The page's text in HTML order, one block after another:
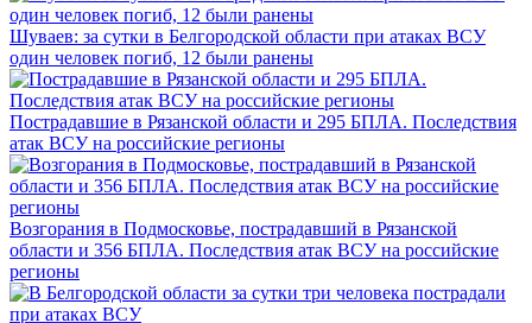
Шуваев: за сутки в Белгородской области при атаках ВСУ
один человек погиб, 12 были ранены
Пострадавшие в Рязанской области и 295 БПЛА. Последствия
атак ВСУ на российские регионы
Возгорания в Подмосковье, пострадавший в Рязанской
области и 356 БПЛА. Последствия атак ВСУ на российские
регионы